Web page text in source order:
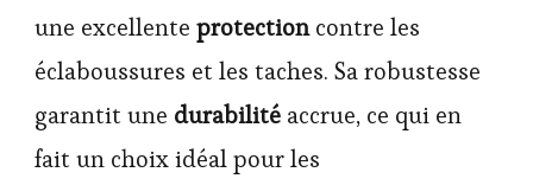
une excellente protectioncontre les
éclaboussures et les taches. Sa robustesse
garantit une durabilité accrue, ce qui en
fait un choix idéal pour les